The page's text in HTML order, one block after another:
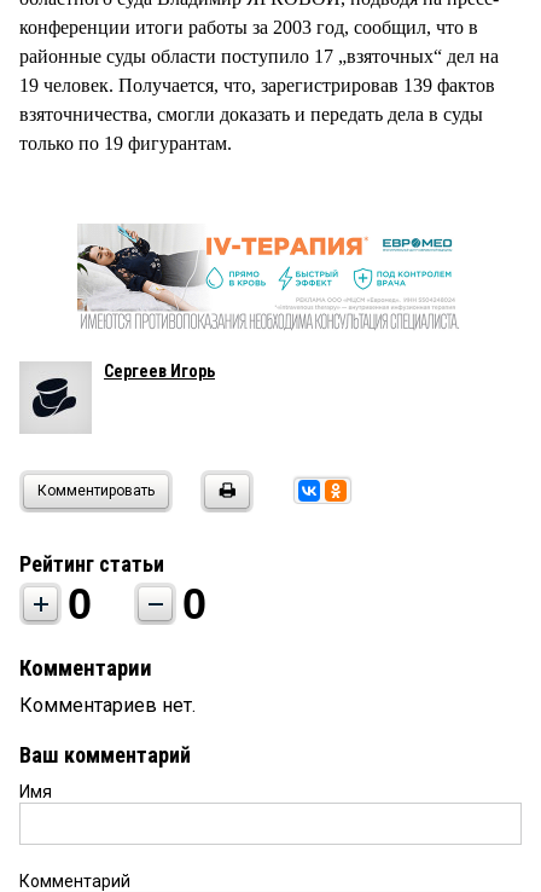
конференции итоги работы за 2003 год, сообщил, что в
районные суды области поступило 17 „взяточных“ дел на
19 человек. Получается, что, зарегистрировав 139 фактов
взяточничества, смогли доказать и передать дела в суды
только по 19 фигурантам.
Сергеев Игорь
Комментировать
Рейтинг статьи
0 0
Комментарии
Комментариев нет.
Ваш комментарий
Имя
Комментарий